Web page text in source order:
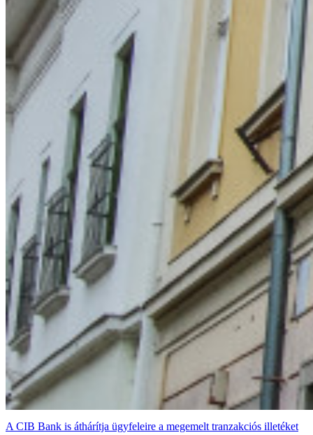
A CIB Bank is áthárítja ügyfeleire a megemelt tranzakciós illetéket